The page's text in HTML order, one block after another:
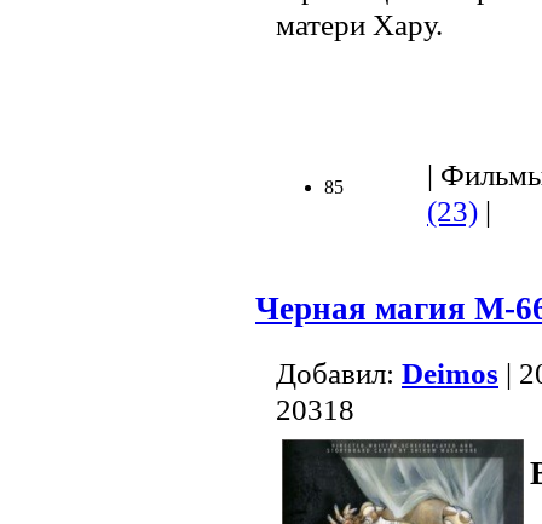
матери Хару.
85
|
(23) |
Черная магия М-
Добавил: Deimos |
20318